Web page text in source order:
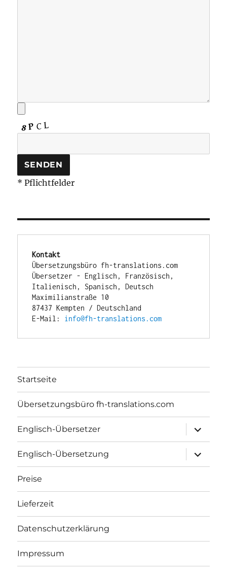
* Pflichtfelder
Kontakt
Übersetzungsbüro fh-translations.com
Übersetzer - Englisch, Französisch,
Italienisch, Spanisch, Deutsch
Maximilianstraße 10
87437 Kempten / Deutschland
E-Mail: info@fh-translations.com
Startseite
Übersetzungsbüro fh-translations.com
Englisch-Übersetzer
anzeigen
Englisch-Übersetzung
anzeigen
Preise
Lieferzeit
Datenschutzerklärung
Impressum